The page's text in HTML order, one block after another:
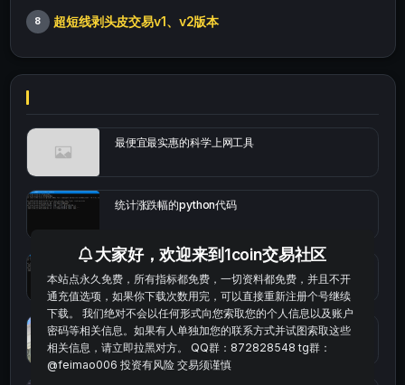
8 超短线剥头皮交易v1、v2版本
最便宜最实惠的科学上网工具
统计涨跌幅的python代码
okx的短线量化的免费版本
bybit安卓端
大家好，欢迎来到1coin交易社区
本站点永久免费，所有指标都免费，一切资料都免费，并且不开
通充值选项，如果你下载次数用完，可以直接重新注册个号继续
下载。 我们绝对不会以任何形式向您索取您的个人信息以及账户
密码等相关信息。如果有人单独加您的联系方式并试图索取这些
相关信息，请立即拉黑对方。 QQ群：872828548 tg群：
@feimao006 投资有风险 交易须谨慎